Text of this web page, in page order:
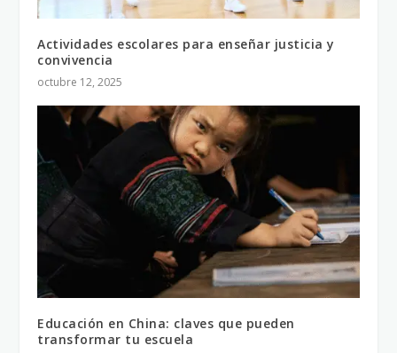
Actividades escolares para enseñar justicia y
convivencia
octubre 12, 2025
Educación en China: claves que pueden
transformar tu escuela